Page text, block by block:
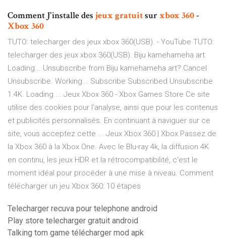
Comment J'installe des jeux gratuitsur xbox 360-
Xbox 360
TUTO: telecharger des jeux xbox 360(USB). - YouTube TUTO:
telecharger des jeux xbox 360(USB). Biju kamehameha art.
Loading... Unsubscribe from Biju kamehameha art? Cancel
Unsubscribe. Working... Subscribe Subscribed Unsubscribe
1.4K. Loading ... Jeux Xbox 360 - Xbox Games Store Ce site
utilise des cookies pour l'analyse, ainsi que pour les contenus
et publicités personnalisés. En continuant à naviguer sur ce
site, vous acceptez cette ... Jeux Xbox 360 | Xbox Passez de
la Xbox 360 à la Xbox One. Avec le Blu-ray 4k, la diffusion 4K
en continu, les jeux HDR et la rétrocompatibilité, c'est le
moment idéal pour procéder à une mise à niveau. Comment
télécharger un jeu Xbox 360: 10 étapes
Telecharger recuva pour telephone android
Play store telecharger gratuit android
Talking tom game télécharger mod apk